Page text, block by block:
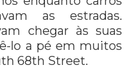
as estradas.
chegar às suas
lo a pé em muitos
68th Street.